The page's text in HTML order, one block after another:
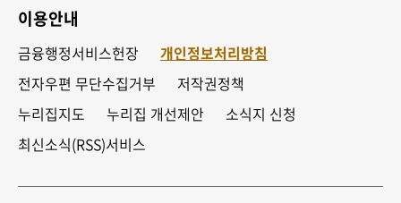
이용안내
금융행정서비스헌장
개인정보처리방침
전자우편 무단수집거부
저작권정책
누리집지도
누리집 개선제안
소식지 신청
최신소식(RSS)서비스